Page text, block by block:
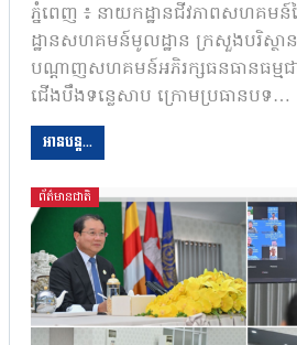
ភ្នំពេញ ៖ នាយកដ្ឋានជីវភាពសហគមន៍
ដ្ឋានសហគមន៍មូលដ្ឋាន ក្រសួងបរិស្ថា
បណ្តាញសហគមន៍អភិរក្សធនធានធម្មជ
ជើងបឹងទន្លេសាប ក្រោមប្រធានបទ…
អានបន្ត...
ព័ត៌មានជាតិ